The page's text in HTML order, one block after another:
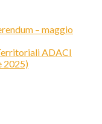
– maggio
ADACI
2025)